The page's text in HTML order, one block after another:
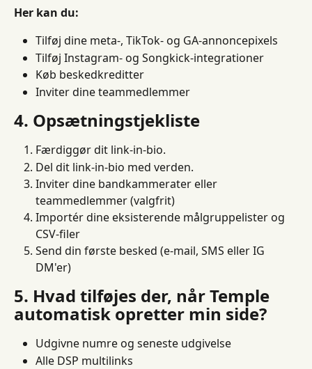
Her kan du:
Tilføj dine meta-, TikTok- og GA-annoncepixels
Tilføj Instagram- og Songkick-integrationer
Køb beskedkreditter
Inviter dine teammedlemmer
4. Opsætningstjekliste
Færdiggør dit link-in-bio.
Del dit link-in-bio med verden.
Inviter dine bandkammerater eller
teammedlemmer (valgfrit)
Importér dine eksisterende målgruppelister og
CSV-filer
Send din første besked (e-mail, SMS eller IG
DM'er)
5. Hvad tilføjes der, når Temple
automatisk opretter min side?
Udgivne numre og seneste udgivelse
Alle DSP multilinks